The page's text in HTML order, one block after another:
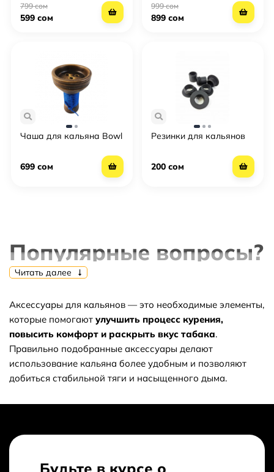
799 сом
599 сом
999 сом
899 сом
Чаша для кальяна Bowl
699 сом
Резинки для кальянов
200 сом
Популярные вопросы?
⭐Какие самые популярные товары в
категории аксессуары для кальянов?
⬇ Какие самые дешёвые товары в
категории аксессуары для кальянов?
Читать далее
Аксессуары для кальянов — это необходимые элементы,
которые помогают улучшить процесс курения,
повысить комфорт и раскрыть вкус табака.
Правильно подобранные аксессуары делают
использование кальяна более удобным и позволяют
добиться стабильной тяги и насыщенного дыма.
Будьте в курсе о